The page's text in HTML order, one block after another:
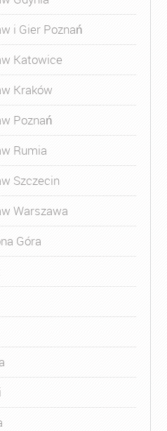
i Gier Poznań
Katowice
Kraków
Poznań
Rumia
Szczecin
Warszawa
Góra